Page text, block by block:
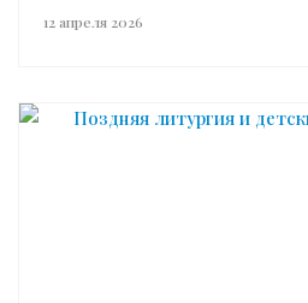
12 апреля 2026